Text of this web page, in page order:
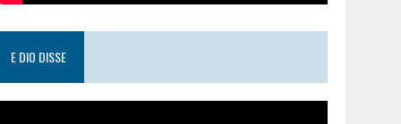
E DIO DISSE